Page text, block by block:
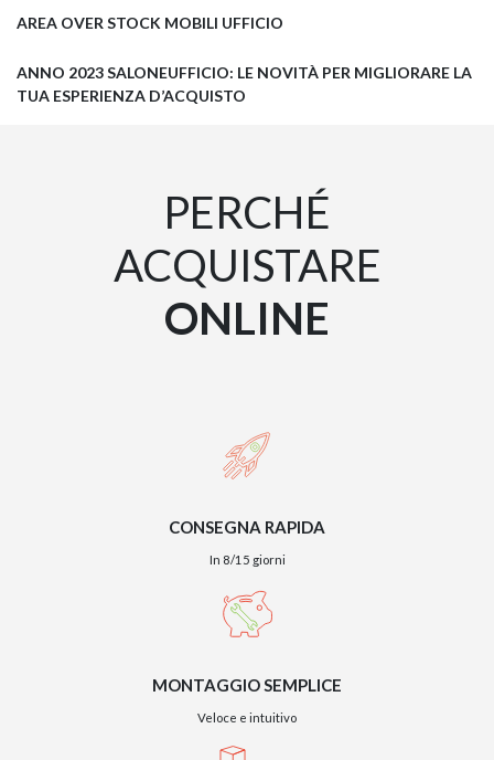
AREA OVER STOCK MOBILI UFFICIO
ANNO 2023 SALONEUFFICIO: LE NOVITÀ PER MIGLIORARE LA
TUA ESPERIENZA D’ACQUISTO
PERCHÉ
ACQUISTARE
ONLINE
CONSEGNA RAPIDA
In 8/15 giorni
MONTAGGIO SEMPLICE
Veloce e intuitivo